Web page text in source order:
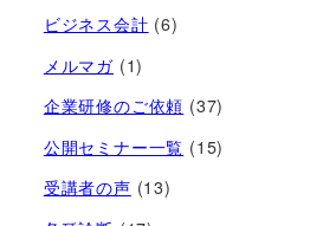
ビジネス会計 (6)
メルマガ (1)
企業研修のご依頼 (37)
公開セミナー一覧 (15)
受講者の声 (13)